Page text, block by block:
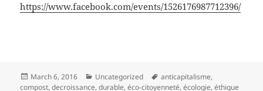
https://www.facebook.com/events/1526176987712396/
Posted
on
March 6, 2016 Categories
Uncategorized Tags
anticapitalisme,
compost,decroissance,durable,éco-citoyenneté,écologie,éthique